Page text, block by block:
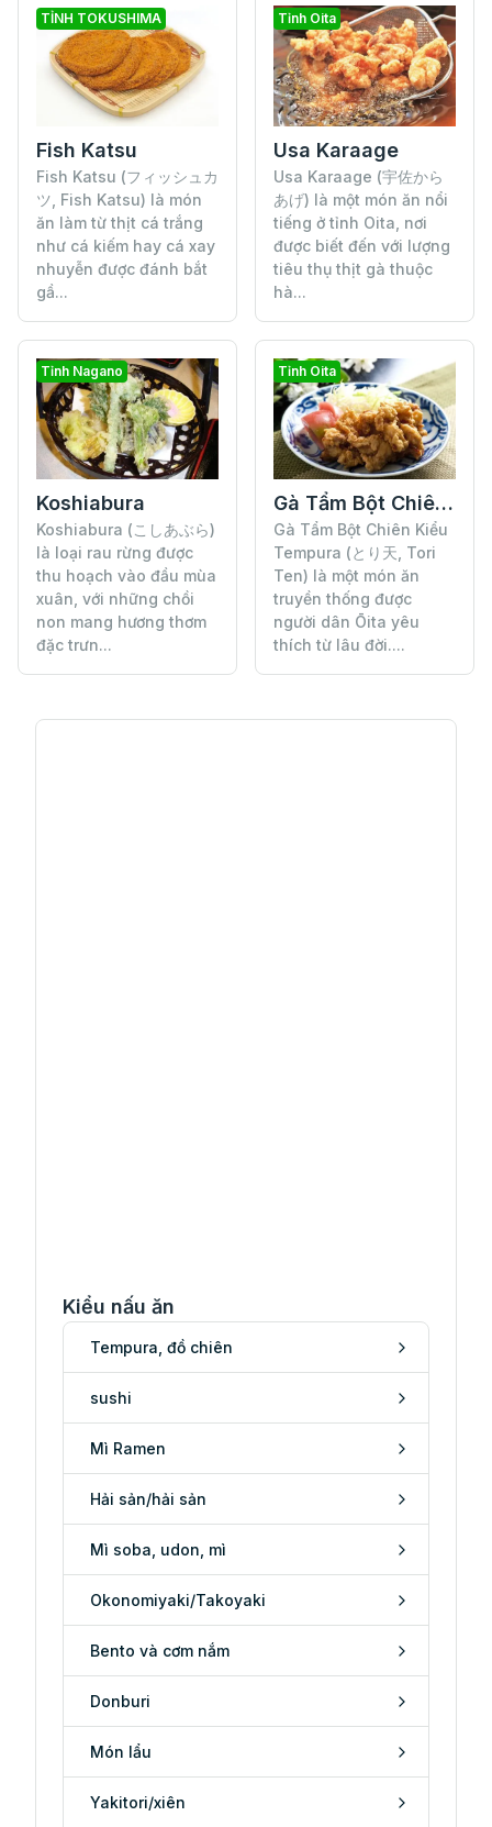
TỈNH TOKUSHIMA
Fish Katsu
Fish Katsu (フィッシュカ
ツ, Fish Katsu) là món
ăn làm từ thịt cá trắng
như cá kiếm hay cá xay
nhuyễn được đánh bắt
gầ...
Tỉnh Oita
Usa Karaage
Usa Karaage (宇佐から
あげ) là một món ăn nổi
tiếng ở tỉnh Oita, nơi
được biết đến với lượng
tiêu thụ thịt gà thuộc
hà...
Tỉnh Nagano
Koshiabura
Koshiabura (こしあぶら)
là loại rau rừng được
thu hoạch vào đầu mùa
xuân, với những chồi
non mang hương thơm
đặc trưn...
Tỉnh Oita
Gà Tẩm Bột Chiên Kiểu Tempura
Gà Tẩm Bột Chiên Kiểu
Tempura (とり天, Tori
Ten) là một món ăn
truyền thống được
người dân Ōita yêu
thích từ lâu đời....
Kiểu nấu ăn
Tempura, đồ chiên
sushi
Mì Ramen
Hải sản/hải sản
Mì soba, udon, mì
Okonomiyaki/Takoyaki
Bento và cơm nắm
Donburi
Món lẩu
Yakitori/xiên